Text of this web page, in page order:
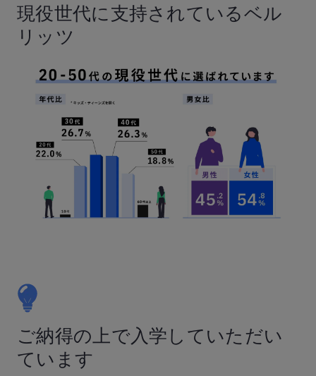
現役世代に支持されているベル
リッツ
ご納得の上で入学していただい
ています